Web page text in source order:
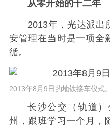
从零开始的十二年
2013年，光达派出
安管理在当时是一项全
循。
2013年8月9日的地铁接车仪式。
长沙公交（轨道
州，跟班学习一个月，